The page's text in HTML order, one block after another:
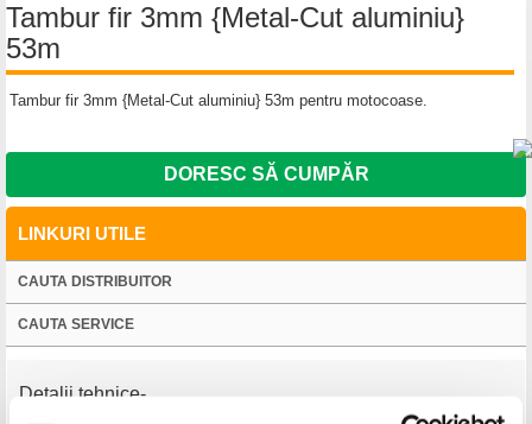
Tambur fir 3mm {Metal-Cut aluminiu}
53m
Tambur fir 3mm {Metal-Cut aluminiu} 53m pentru motocoase.
DORESC SĂ CUMPĂR
LINKURI UTILE
CAUTA DISTRIBUITOR
CAUTA SERVICE
Detalii tehnice